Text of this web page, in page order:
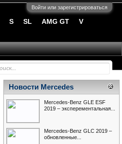
Войти или зарегистрироваться
Новости Mercedes
Mercedes-Benz GLE ESF
2019 – эксперементальная...
Mercedes-Benz GLC 2019 –
обновленные...
S SL AMG GT V